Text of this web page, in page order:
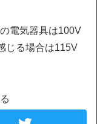
電気器具は100V
じる場合は115V